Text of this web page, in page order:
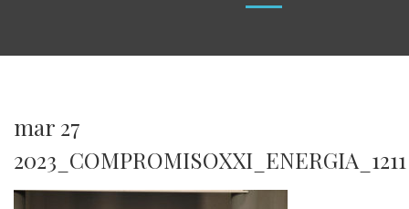
mar 27
2023_COMPROMISOXXI_ENERGIA_1211